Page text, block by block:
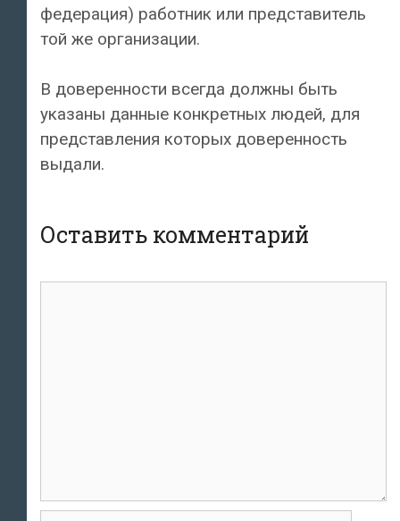
федерация) работник или представитель
той же организации.
В доверенности всегда должны быть
указаны данные конкретных людей, для
представления которых доверенность
выдали.
Оставить комментарий